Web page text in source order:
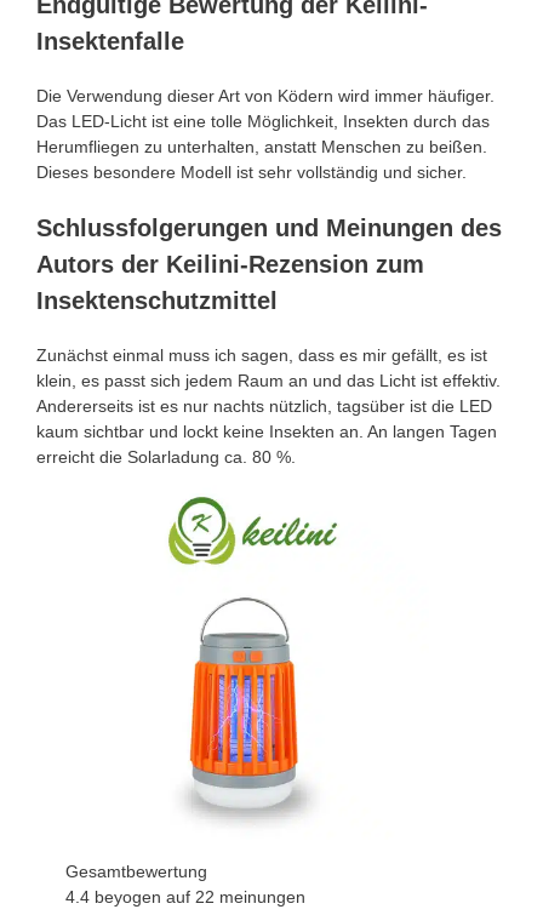
Insektenfalle
Die Verwendung dieser Art von Ködern wird immer häufiger.
Das LED-Licht ist eine tolle Möglichkeit, Insekten durch das
Herumfliegen zu unterhalten, anstatt Menschen zu beißen.
Dieses besondere Modell ist sehr vollständig und sicher.
Schlussfolgerungen und Meinungen des
Autors der Keilini-Rezension zum
Insektenschutzmittel
Zunächst einmal muss ich sagen, dass es mir gefällt, es ist
klein, es passt sich jedem Raum an und das Licht ist effektiv.
Andererseits ist es nur nachts nützlich, tagsüber ist die LED
kaum sichtbar und lockt keine Insekten an. An langen Tagen
erreicht die Solarladung ca. 80 %.
Gesamtbewertung
4.4 beyogen auf 22 meinungen